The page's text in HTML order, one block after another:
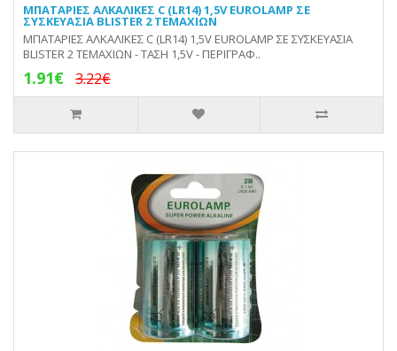
ΜΠΑΤΑΡΙΕΣ ΑΛΚΑΛΙΚΕΣ C (LR14) 1,5V EUROLAMP ΣΕ
ΣΥΣΚΕΥΑΣΙΑ BLISTER 2 ΤΕΜΑΧΙΩΝ
ΜΠΑΤΑΡΙΕΣ ΑΛΚΑΛΙΚΕΣ C (LR14) 1,5V EUROLAMP ΣΕ ΣΥΣΚΕΥΑΣΙΑ
BLISTER 2 ΤΕΜΑΧΙΩΝ - ΤΑΣΗ 1,5V - ΠΕΡΙΓΡΑΦ..
1.91€ 3.22€